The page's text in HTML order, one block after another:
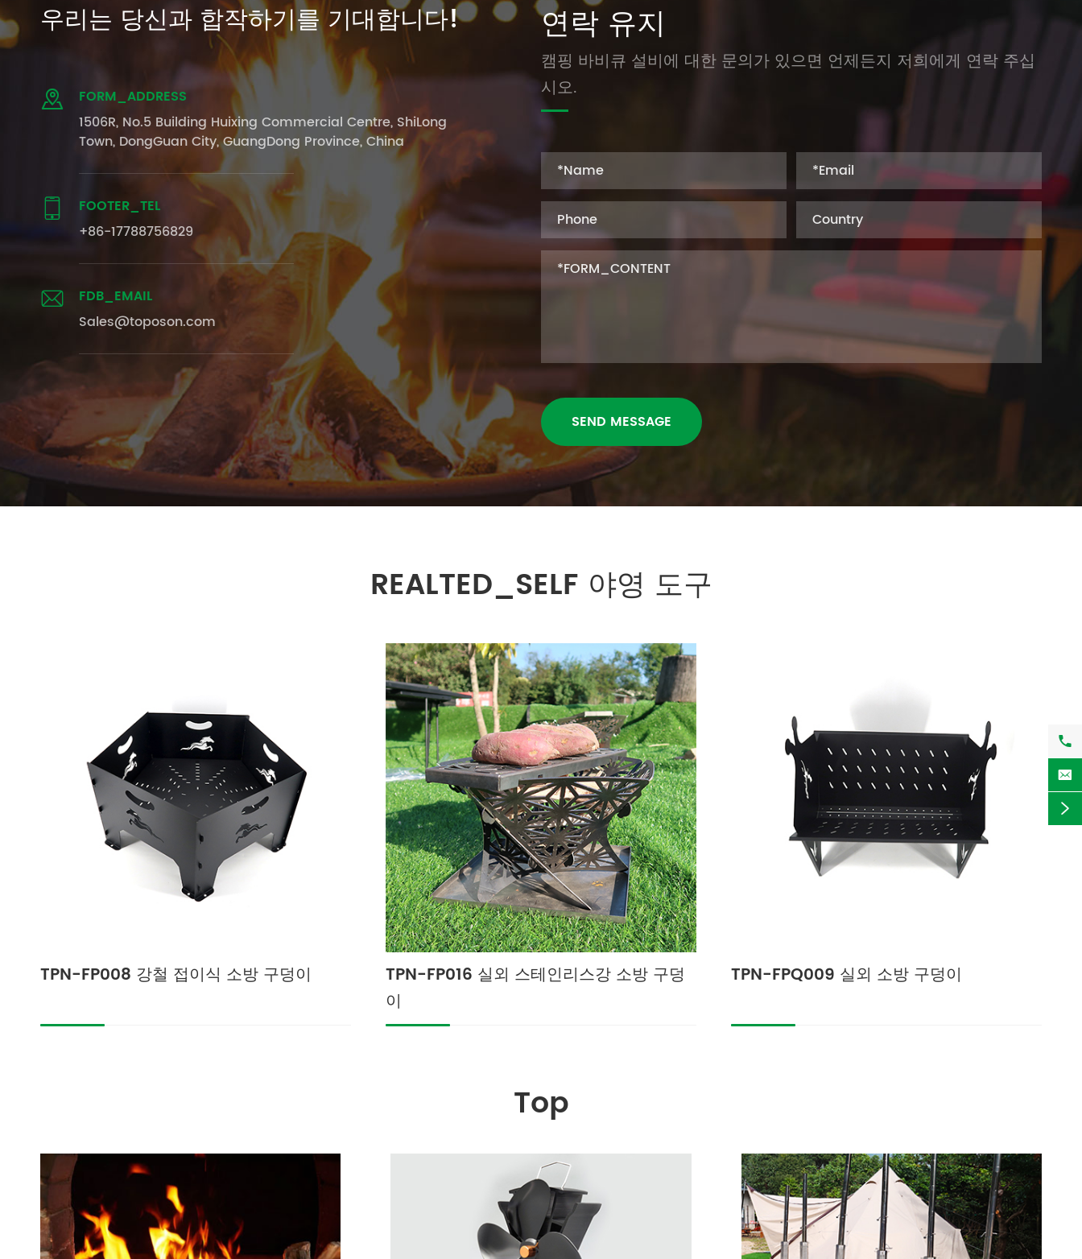
우리는 당신과 합작하기를 기대합니다!

FORM_ADDRESS
1506R, No.5 Building Huixing Commercial Centre, ShiLong
Town, DongGuan City, GuangDong Province, China

FOOTER_TEL
+86-17788756829

FDB_EMAIL
Sales@toposon.com
연락 유지
캠핑 바비큐 설비에 대한 문의가 있으면 언제든지 저희에게 연락 주십
시오.
REALTED_SELF 야영 도구
TPN-FP008 강철 접이식 소방 구덩이
TPN-FP016 실외 스테인리스강 소방 구덩
이
TPN-FPQ009 실외 소방 구덩이
Top


